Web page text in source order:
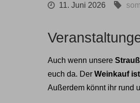
11. Juni 2026
Auch wenn unsere
euch da. Der Weinkauf
Außerdem könnt ihr rund